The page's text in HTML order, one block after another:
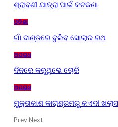
ଶ୍ରାବଣୀ ଯାତ୍ରା ପାଇଁ କଟକଣା
ଓଡ଼ିଶା
ଗାଁ ଦାଣ୍ଡରେ ବୁଲିବ ସୋଲାର ରଥ
ଅପରାଧ
ଦିନରେ କରୁଥିଲେ ଚୋରି
ଅପରାଧ
ମୁକ୍ତାକାଶ କାରାଶ୍ରମରୁ କଏଦୀ ଖଲାସ
PrevNext